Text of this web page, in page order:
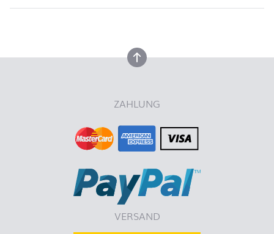
nach oben
ZAHLUNG
VERSAND